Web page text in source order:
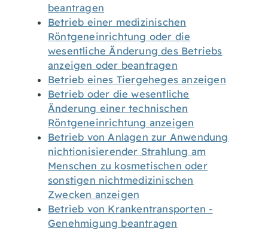
beantragen
Betrieb einer medizinischen
Röntgeneinrichtung oder die
wesentliche Änderung des Betriebs
anzeigen oder beantragen
Betrieb eines Tiergeheges anzeigen
Betrieb oder die wesentliche
Änderung einer technischen
Röntgeneinrichtung anzeigen
Betrieb von Anlagen zur Anwendung
nichtionisierender Strahlung am
Menschen zu kosmetischen oder
sonstigen nichtmedizinischen
Zwecken anzeigen
Betrieb von Krankentransporten -
Genehmigung beantragen